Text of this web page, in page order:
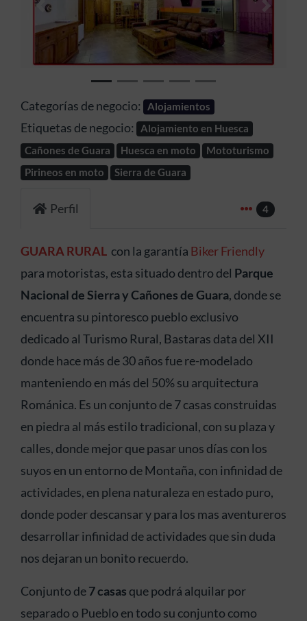
Anterior
Categorías de negocio: Alojamientos
Etiquetas de negocio:
Alojamiento en Huesca
Cañones de Guara
Huesca en moto
Mototurismo
Pirineos en moto
Sierra de Guara
Perfil 4
GUARA RURAL con la garantía Biker Friendly
para motoristas, esta situado dentro del Parque
Nacional de Sierra y Cañones de Guara, donde se
encuentra su pintoresco pueblo exclusivo
dedicado al Turismo Rural, Bastaras data del XII
donde hace más de 30 años fue re-modelado
manteniendo en más del 50% su arquitectura
Románica. Es un conjunto de 7 casas construidas
en piedra al más estilo tradicional, con su plaza y
calles, donde mejor que pasar unos días con los
suyos en un entorno de Montaña, con infinidad de
actividades, en plena naturaleza en estado puro,
donde poder descansar y para los mas aventureros
desarrollar infinidad de actividades que sin duda
nos dejaran un bonito recuerdo.
Conjunto de7 casas que podrá alquilar por
separado o Pueblo en todo su conjunto como